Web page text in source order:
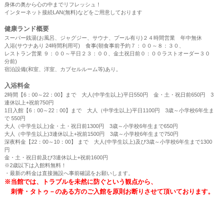
身体の奥から心の中までリフレッシュ！
インターネット接続LAN(無料)などをご用意しております
健康ランド概要
スーパー銭湯(お風呂、ジャグジー、サウナ、プール有り)２４時間営業 年中無休
入浴(サウナあり 24時間利用可) 食事(朝食事前予約７：００～８：３０、
レストラン営業 ９：００～平日２３：００、金土祝日前０：００ラストオーダー３０
分前)
宿泊設備(和室、洋室、カプセルルーム等)あり。
入浴料金
2時間【6：00～22：00】まで 大人(中学生以上)平日550円 金・土・祝日前650円 3
連休以上+祝前750円
1日入館【6：00～22：00】まで 大人（中学生以上)平日1100円 3歳～小学校6年生ま
で 550円
大人（中学生以上)金・土・祝日前1300円 3歳～小学校6年生まで650円
大人（中学生以上)3連休以上+祝前1500円 3歳～小学校6年生まで750円
深夜料金【22：00～10：00】 まで 大人(中学生以上)及び3歳～小学校6年生まで1300
円
金・土・祝日前及び3連休以上+祝前1600円
※2歳以下は入館料無料！
・最新の料金は直接施設へ事前確認をお願いします。
※当館では、トラブルを未然に防ぐという観点から、
刺青・タトゥ－のある方のご入館を原則お断りさせて頂いております。